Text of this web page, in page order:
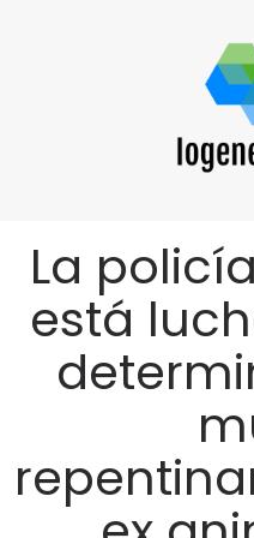
La
está